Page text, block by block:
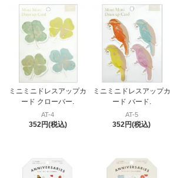
ミニミニドレスアップカ
ード クローバー.
AT-4
352円(税込)
ミニミニドレスアップカ
ード バード.
AT-5
352円(税込)